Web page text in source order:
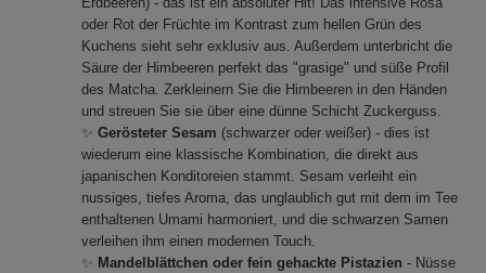
oder Rot der Früchte im Kontrast zum hellen Grün des
Kuchens sieht sehr exklusiv aus. Außerdem unterbricht die
Säure der Himbeeren perfekt das "grasige" und süße Profil
des Matcha. Zerkleinern Sie die Himbeeren in den Händen
und streuen Sie sie über eine dünne Schicht Zuckerguss.
✨ Gerösteter Sesam (schwarzer oder weißer) - dies ist
wiederum eine klassische Kombination, die direkt aus
japanischen Konditoreien stammt. Sesam verleiht ein
nussiges, tiefes Aroma, das unglaublich gut mit dem im Tee
enthaltenen Umami harmoniert, und die schwarzen Samen
verleihen ihm einen modernen Touch.
✨ Mandelblättchen oder fein gehackte Pistazien - Nüsse